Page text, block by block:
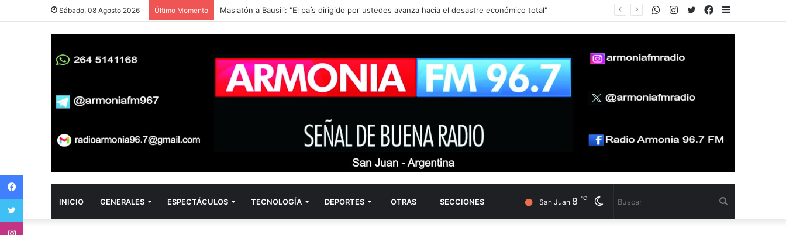
Sábado, 08 Agosto 2026 Último Momento Euro hoy en Honduras: precio y cotización de la divisa este sábado 8 de agosto de 2026 Facebook
Twitter
Instagram
WhatsApp
INICIO GENERALES ESPECTÁCULOS TECNOLOGÍA DEPORTES OTRAS SECCIONES Cambiar
San Juan 8 ℃
Facebook
Instagram